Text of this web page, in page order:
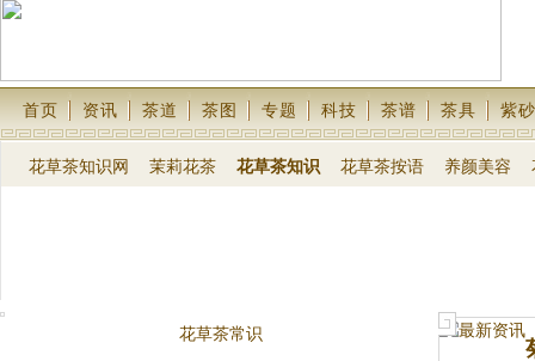
首页 资讯 茶道 茶图 专题 科技 茶谱 茶具 紫砂
花草茶知识网 茉莉花茶 花草茶知识 花草茶按语 养颜美容
花草茶常识